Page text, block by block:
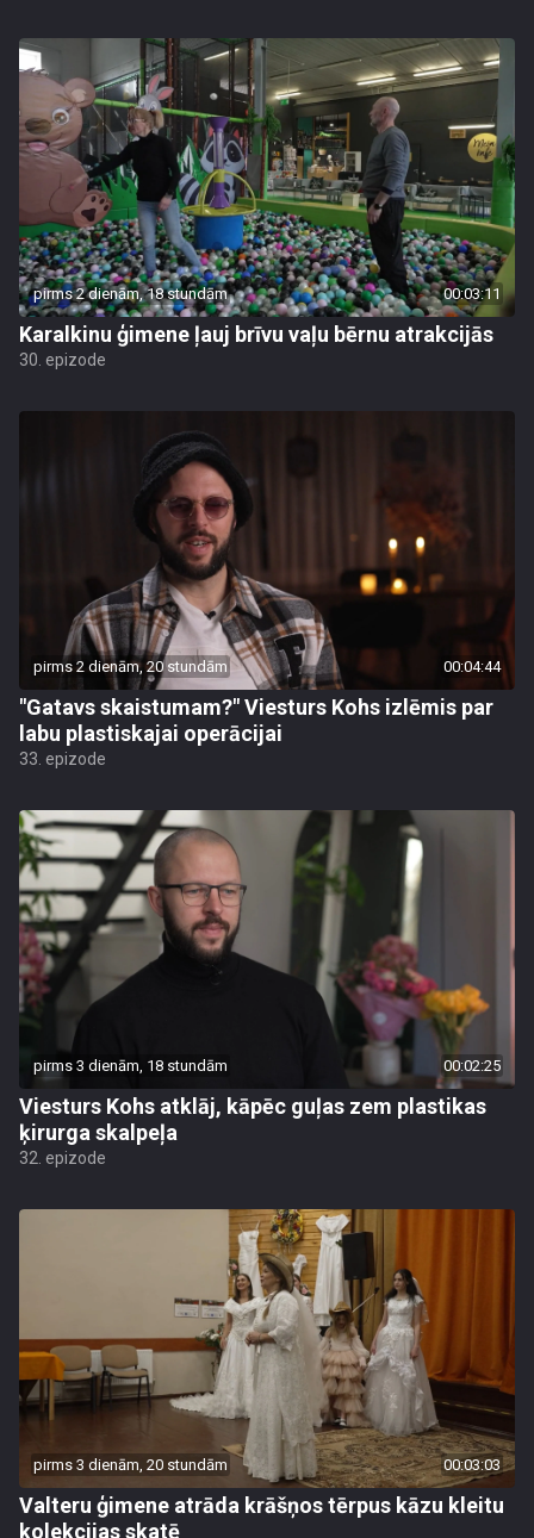
pirms 2 dienām, 18 stundām 00:03:11
Karalkinu ģimene ļauj brīvu vaļu bērnu atrakcijās
30. epizode
pirms 2 dienām, 20 stundām 00:04:44
"Gatavs skaistumam?" Viesturs Kohs izlēmis par
labu plastiskajai operācijai
33. epizode
pirms 3 dienām, 18 stundām 00:02:25
Viesturs Kohs atklāj, kāpēc guļas zem plastikas
ķirurga skalpeļa
32. epizode
pirms 3 dienām, 20 stundām 00:03:03
Valteru ģimene atrāda krāšņos tērpus kāzu kleitu
kolekcijas skatē